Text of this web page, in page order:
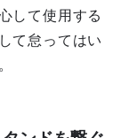
して使用する
て怠ってはい